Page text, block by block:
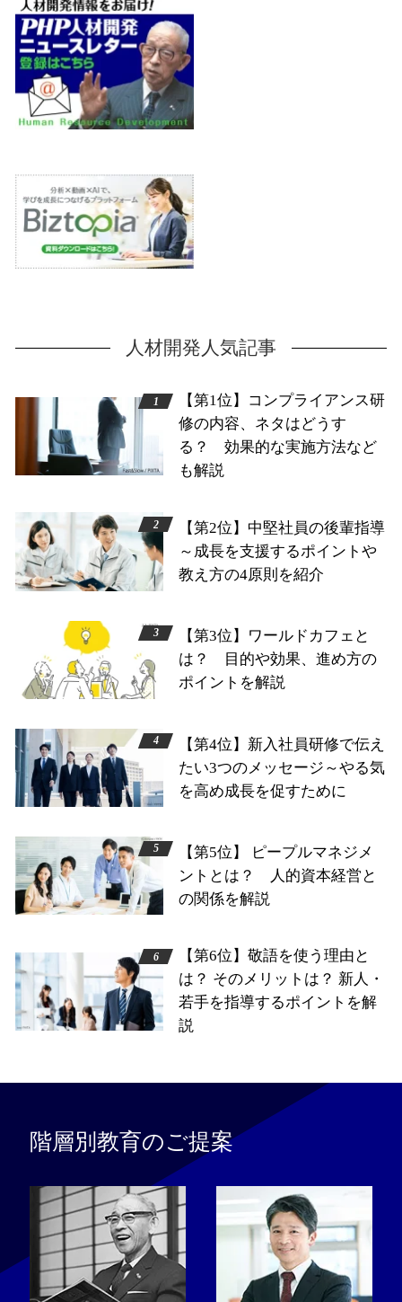
人材開発人気記事
【第1位】コンプライアンス研
修の内容、ネタはどうす
る？ 効果的な実施方法など
も解説
【第2位】中堅社員の後輩指導
～成長を支援するポイントや
教え方の4原則を紹介
【第3位】ワールドカフェと
は？ 目的や効果、進め方の
ポイントを解説
【第4位】新入社員研修で伝え
たい3つのメッセージ～やる気
を高め成長を促すために
【第5位】 ピープルマネジメ
ントとは？ 人的資本経営と
の関係を解説
【第6位】敬語を使う理由と
は？ そのメリットは？ 新人・
若手を指導するポイントを解
説
階層別教育のご提案